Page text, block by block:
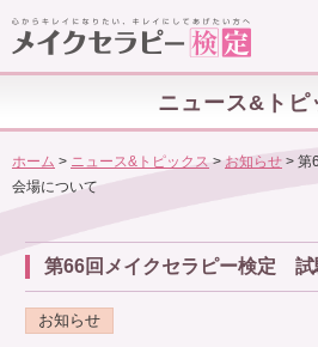
ニュース&トピ
ホーム > ニュース&トピックス > お知らせ > 第
会場について
第66回メイクセラピー検定 試
お知らせ